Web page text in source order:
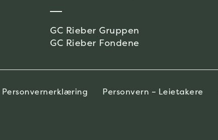
GC Rieber Gruppen
GC Rieber Fondene
Personvernerklæring Personvern – Leietakere